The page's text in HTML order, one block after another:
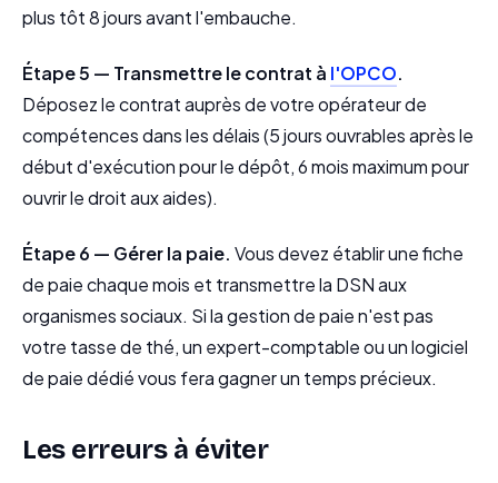
plus tôt 8 jours avant l'embauche.
Étape 5 — Transmettre le contrat à l'OPCO.
Déposez le contrat auprès de votre opérateur de
compétences dans les délais (5 jours ouvrables après le
début d'exécution pour le dépôt, 6 mois maximum pour
ouvrir le droit aux aides).
Étape 6 — Gérer la paie. Vous devez établir une fiche
de paie chaque mois et transmettre la DSN aux
organismes sociaux. Si la gestion de paie n'est pas
votre tasse de thé, un expert-comptable ou un logiciel
de paie dédié vous fera gagner un temps précieux.
Les erreurs à éviter